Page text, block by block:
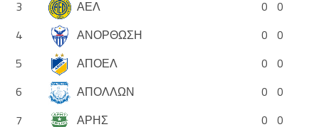
3 ΑΕΛ 0 0
4
ΑΝΟΡΘΩΣΗ 0 0
5
ΑΠΟΕΛ 0 0
6
ΑΠΟΛΛΩΝ 0 0
7
ΑΡΗΣ 0 0